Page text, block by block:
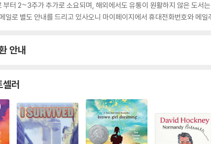
부터 2~3주가 추가로 소요되며, 해외에서도 유통이 원활하지 않은 도서
일로 별도 안내를 드리고 있사오니 마이페이지에서 휴대전화번호와 메
안내
셀러